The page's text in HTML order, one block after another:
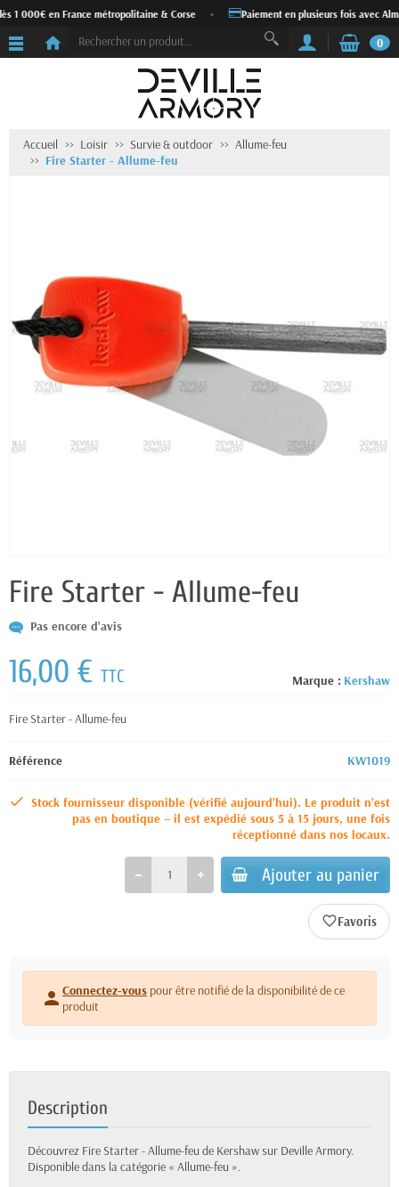
1 000€ en France métropolitaine & Corse Paiement en plusieurs fois avec Alma
0
Accueil Loisir Survie & outdoor
Allume-feu
Fire Starter - Allume-feu
Fire Starter - Allume-feu
Pas encore d'avis
Marque : Kershaw
16,00 € TTC
Fire Starter - Allume-feu
Référence KW1019
Stock fournisseur disponible (vérifié aujourd’hui). Le produit n’est
pas en boutique – il est expédié sous 5 à 15 jours, une fois
réceptionné dans nos locaux.
Ajouter au panier
favorite_border
person Connectez-vous pour être notifié de la disponibilité de ce
produit
Description
Découvrez Fire Starter - Allume-feu de Kershaw sur Deville Armory.
Disponible dans la catégorie « Allume-feu ».